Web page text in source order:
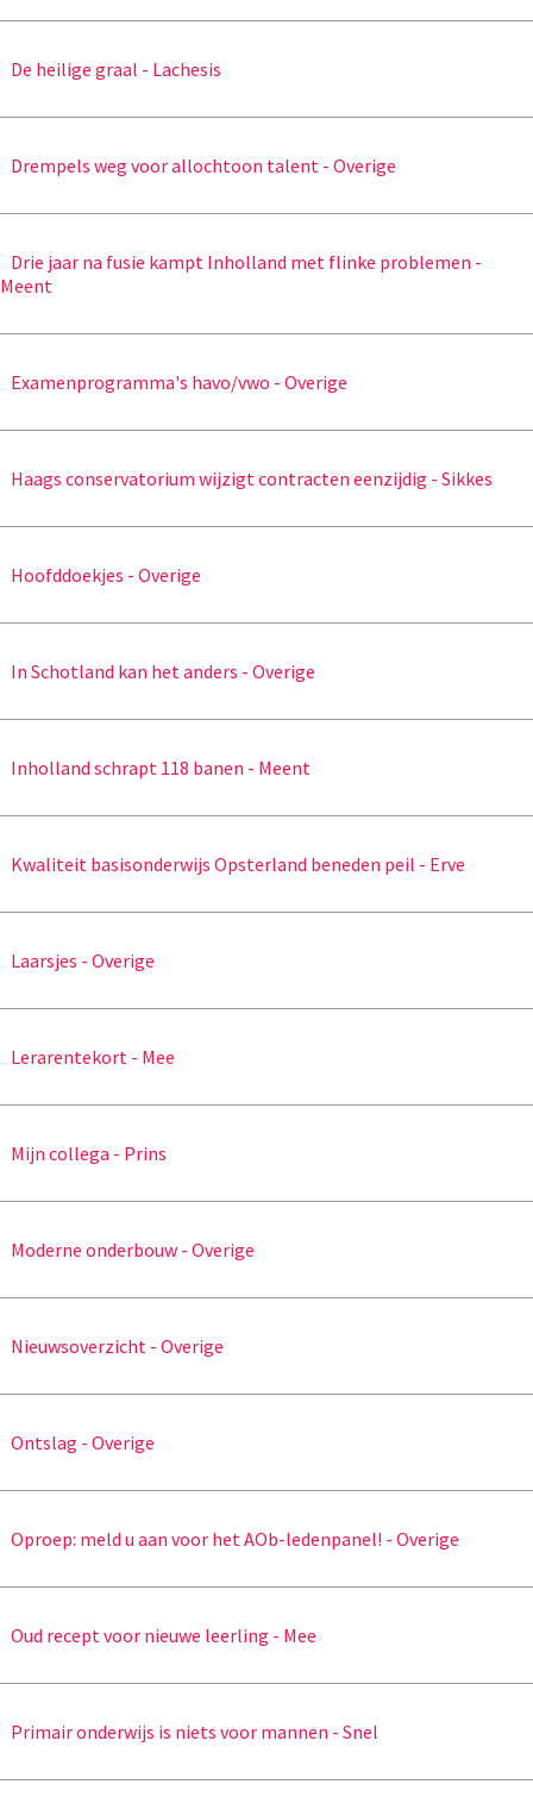
De heilige graal - Lachesis
Drempels weg voor allochtoon talent - Overige
Drie jaar na fusie kampt Inholland met flinke problemen -
Meent
Examenprogramma's havo/vwo - Overige
Haags conservatorium wijzigt contracten eenzijdig - Sikkes
Hoofddoekjes - Overige
In Schotland kan het anders - Overige
Inholland schrapt 118 banen - Meent
Kwaliteit basisonderwijs Opsterland beneden peil - Erve
Laarsjes - Overige
Lerarentekort - Mee
Mijn collega - Prins
Moderne onderbouw - Overige
Nieuwsoverzicht - Overige
Ontslag - Overige
Oproep: meld u aan voor het AOb-ledenpanel! - Overige
Oud recept voor nieuwe leerling - Mee
Primair onderwijs is niets voor mannen - Snel